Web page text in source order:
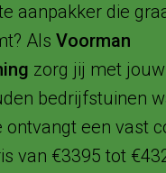
aanpakker die
Als Voorman
zorg jij met
bedrijfstuinen
ontvangt een vast
van €3395 tot